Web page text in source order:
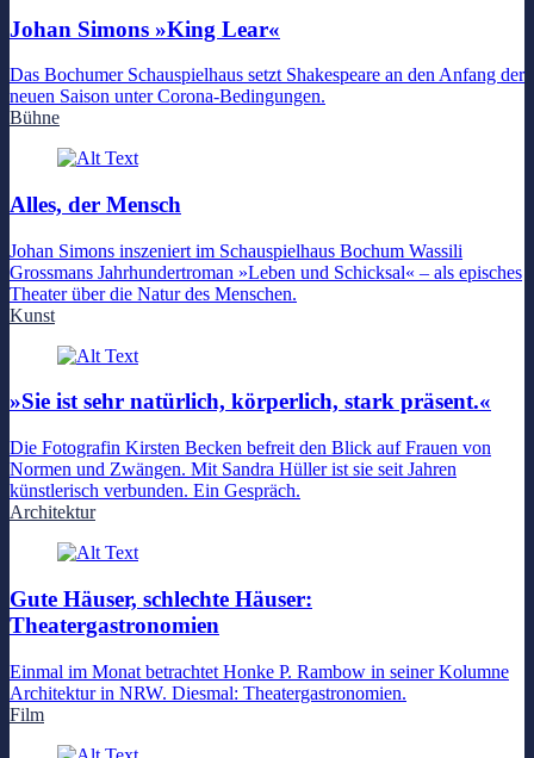
Johan Simons »King Lear«
Das Bochumer Schauspielhaus setzt Shakespeare an den Anfang der
neuen Saison unter Corona-Bedingungen.
Bühne
Alles, der Mensch
Johan Simons inszeniert im Schauspielhaus Bochum Wassili
Grossmans Jahrhundertroman »Leben und Schicksal« – als episches
Theater über die Natur des Menschen.
Kunst
»Sie ist sehr natürlich, körperlich, stark präsent.«
Die Fotografin Kirsten Becken befreit den Blick auf Frauen von
Normen und Zwängen. Mit Sandra Hüller ist sie seit Jahren
künstlerisch verbunden. Ein Gespräch.
Architektur
Gute Häuser, schlechte Häuser:
Theatergastronomien
Einmal im Monat betrachtet Honke P. Rambow in seiner Kolumne
Architektur in NRW. Diesmal: Theatergastronomien.
Film